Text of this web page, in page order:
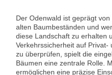
Der Odenwald ist geprägt
alten Baumbeständen und
diese Landschaft zu erhalten
Verkehrssicherheit auf
zu überprüfen, spielt die
Bäumen eine zentrale Rolle.
ermöglichen eine präzise